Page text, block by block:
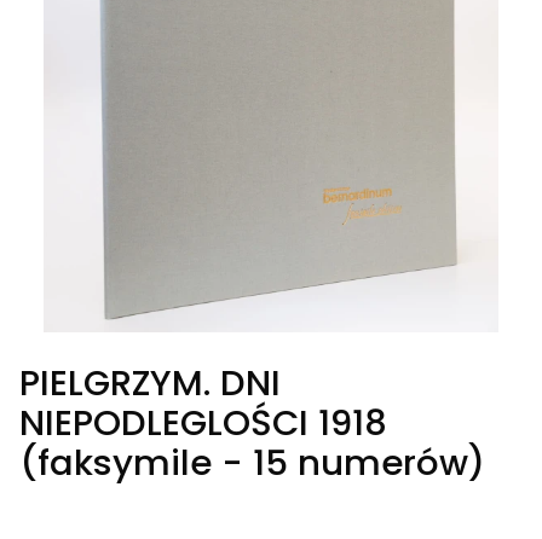
PIELGRZYM. DNI
NIEPODLEGLOŚCI 1918
(faksymile - 15 numerów)